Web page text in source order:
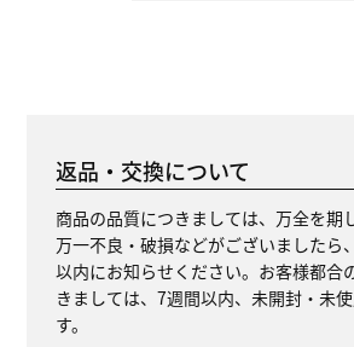
返品・交換について
商品の品質につきましては、万全を期
万一不良・破損などがございましたら
以内にお知らせください。お客様都合
きましては、7週間以内、未開封・未
す。